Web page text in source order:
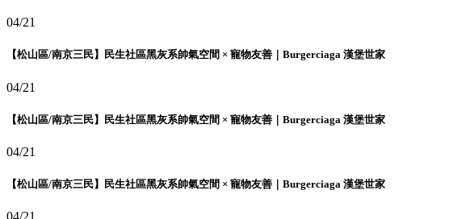
04/21
【松山區/南京三民】民生社區黑灰系帥氣空間 × 寵物友善｜Burgerciaga 漢堡世家
04/21
【松山區/南京三民】民生社區黑灰系帥氣空間 × 寵物友善｜Burgerciaga 漢堡世家
04/21
【松山區/南京三民】民生社區黑灰系帥氣空間 × 寵物友善｜Burgerciaga 漢堡世家